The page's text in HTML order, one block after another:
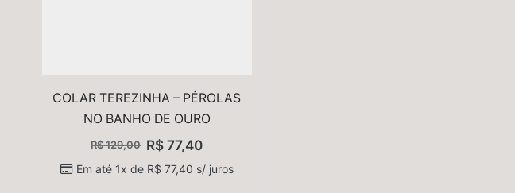
COLAR TEREZINHA – PÉROLAS
NO BANHO DE OURO
R$129,00 R$77,40
Em até 1x de R$ 77,40 s/ juros